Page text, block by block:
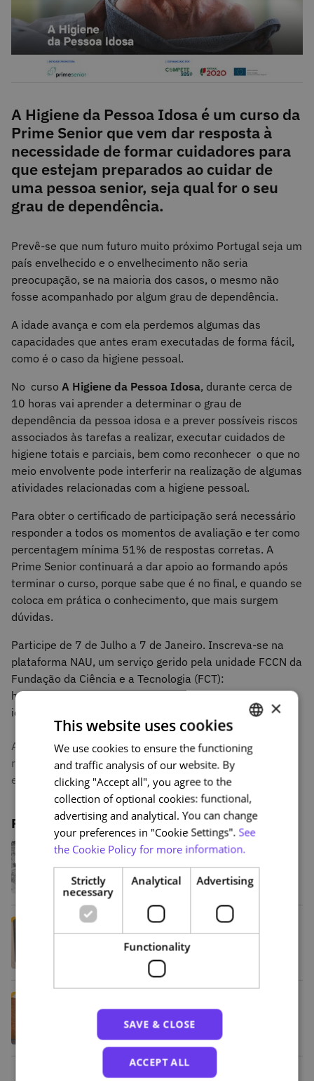
A Higiene da Pessoa Idosa é um curso da
Prime Senior que vem dar resposta à
necessidade de formar cuidadores para
que estejam preparados ao cuidar de
uma pessoa senior, seja qual for o seu
grau de dependência.
Prevê-se que num futuro muito próximo Portugal seja um
país envelhecido e o envelhecimento não seria
preocupação, se na maioria dos casos, o mesmo não
fosse acompanhado por algum grau de dependência.
A idade avança e com ela perdemos algumas das
capacidades que antes eram executadas de forma fácil,
como é o caso da higiene pessoal.
No curso A Higiene da Pessoa Idosa, durante cerca de
10 horas vai aprender a determinar o grau de
dependência da pessoa idosa e a prever possíveis riscos
associados às tarefas a realizar, executar cuidados de
higiene totais e parciais, bem como reconhecer o que no
meio envolvente pode interferir na realização de algumas
atividades relacionadas com a higiene pessoal.
Para obter o certificado de participação será necessário
responder a todos os momentos de avaliação e ter como
percentagem mínima 51% de respostas corretas. A
Prime Senior continuará a dar apoio ao formando após
terminar o curso, porque sabe que é no final, e quando se
coloca em prática o conhecimento, que mais surgem
dúvidas.
Participe de 7 de Julho a 7 de Janeiro. Inscreva-se na
plataforma NAU, um serviço gerido pela unidade FCCN da
Fundação da Ciência e a Tecnologia (FCT):
https://www.nau.edu.pt/pt/curso/a-higiene-da-pessoa-
idosa/
A Higiene da Pessoa Idosa é um curso que vem dar
resposta à necessidade de formar cuidadores pelo bem-
estar e auto-estima dos idosos.
Related posts
Da sátira de Bordalo Pinheiro à BD
contemporânea: NAU lança
programa de cursos sobre a História
da Banda Desenhada Portuguesa
Amália além do fado: uma viagem
pela vida e obra da artista na NAU
desporto que vão além da
competição
PORTUGUESE
ENGLISH
×
This website uses cookies
We use cookies to ensure the functioning
and traffic analysis of our website. By
clicking "Accept all", you agree to the
collection of optional cookies: functional,
advertising and analytical. You can change
your preferences in "Cookie Settings". See
the Cookie Policy for more information.
Strictly
necessary
Analytical Advertising
Functionality
SAVE & CLOSE
ACCEPT ALL